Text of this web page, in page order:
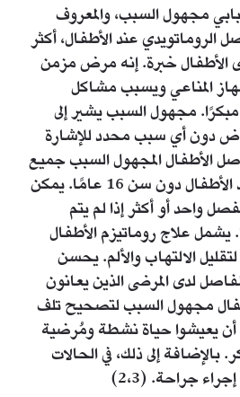
مجهول السبب، والمعروف
الروماتويدي عند الأطفال، أكثر
الأطفال خبرة. إنه مرض مزمن
المناعي ويسبب مشاكل
مجهول السبب يشير إلى
دون أي سبب محدد للإشارة
الأطفال المجهول السبب جميع
الأعمار ولكنه شائع عند الأطفال دون سن 16 عامًا. يمكن
واحد أو أكثر إذا لم يتم
يشمل علاج روماتيزم الأطفال
الالتهاب والألم. يحسن
لدى المرضى الذين يعانون
مجهول السبب لتصحيح تلف
أن يعيشوا حياة نشطة ومُرضية
بالإضافة إلى ذلك، في الحالات
جراحة. (2،3)